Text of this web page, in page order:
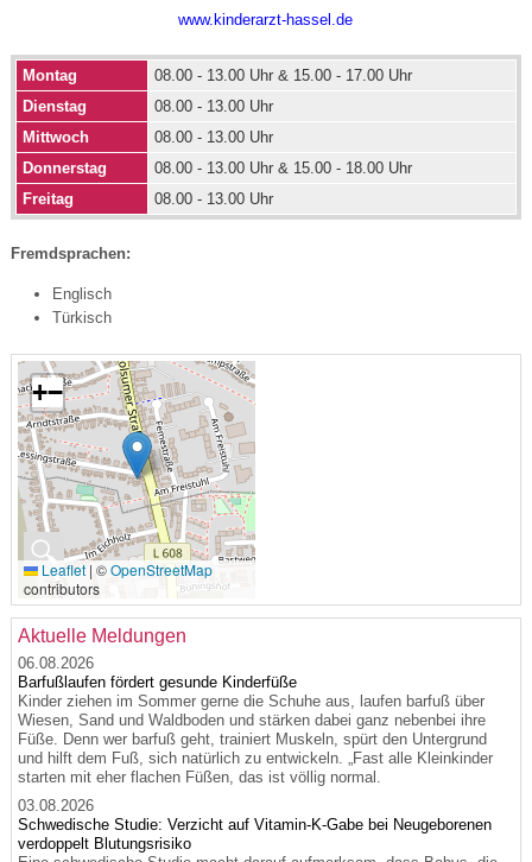
www.kinderarzt-hassel.de
Montag
08.00 - 13.00 Uhr & 15.00 - 17.00 Uhr
Dienstag
08.00 - 13.00 Uhr
Mittwoch
08.00 - 13.00 Uhr
Donnerstag
08.00 - 13.00 Uhr & 15.00 - 18.00 Uhr
Freitag
08.00 - 13.00 Uhr
Fremdsprachen:
Englisch
Türkisch
🔍
+−
Leaflet | ©OpenStreetMap
contributors
Aktuelle Meldungen
06.08.2026
Barfußlaufen fördert gesunde Kinderfüße
Kinder ziehen im Sommer gerne die Schuhe aus, laufen barfuß über
Wiesen, Sand und Waldboden und stärken dabei ganz nebenbei ihre
Füße. Denn wer barfuß geht, trainiert Muskeln, spürt den Untergrund
und hilft dem Fuß, sich natürlich zu entwickeln. „Fast alle Kleinkinder
starten mit eher flachen Füßen, das ist völlig normal.
03.08.2026
Schwedische Studie: Verzicht auf Vitamin-K-Gabe bei Neugeborenen
verdoppelt Blutungsrisiko